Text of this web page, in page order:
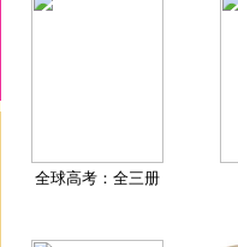
全球高考：全三册